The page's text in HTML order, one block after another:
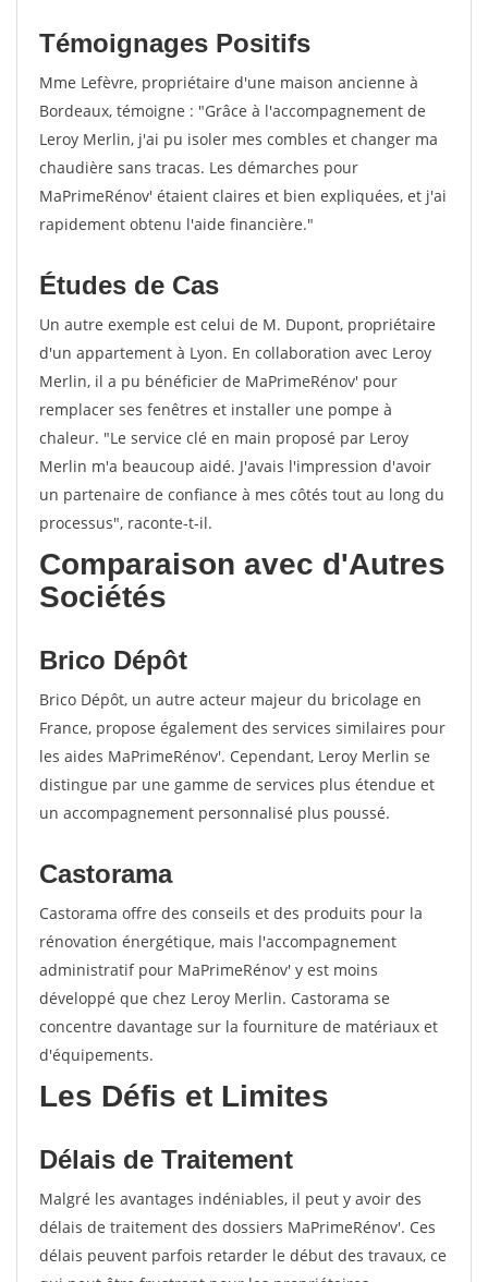
Témoignages Positifs
Mme Lefèvre, propriétaire d'une maison ancienne à
Bordeaux, témoigne : "Grâce à l'accompagnement de
Leroy Merlin, j'ai pu isoler mes combles et changer ma
chaudière sans tracas. Les démarches pour
MaPrimeRénov' étaient claires et bien expliquées, et j'ai
rapidement obtenu l'aide financière."
Études de Cas
Un autre exemple est celui de M. Dupont, propriétaire
d'un appartement à Lyon. En collaboration avec Leroy
Merlin, il a pu bénéficier de MaPrimeRénov' pour
remplacer ses fenêtres et installer une pompe à
chaleur. "Le service clé en main proposé par Leroy
Merlin m'a beaucoup aidé. J'avais l'impression d'avoir
un partenaire de confiance à mes côtés tout au long du
processus", raconte-t-il.
Comparaison avec d'Autres
Sociétés
Brico Dépôt
Brico Dépôt, un autre acteur majeur du bricolage en
France, propose également des services similaires pour
les aides MaPrimeRénov'. Cependant, Leroy Merlin se
distingue par une gamme de services plus étendue et
un accompagnement personnalisé plus poussé.
Castorama
Castorama offre des conseils et des produits pour la
rénovation énergétique, mais l'accompagnement
administratif pour MaPrimeRénov' y est moins
développé que chez Leroy Merlin. Castorama se
concentre davantage sur la fourniture de matériaux et
d'équipements.
Les Défis et Limites
Délais de Traitement
Malgré les avantages indéniables, il peut y avoir des
délais de traitement des dossiers MaPrimeRénov'. Ces
délais peuvent parfois retarder le début des travaux, ce